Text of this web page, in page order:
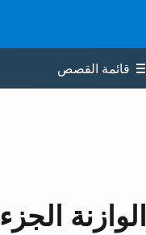
قائمة القصص
الجزء 114